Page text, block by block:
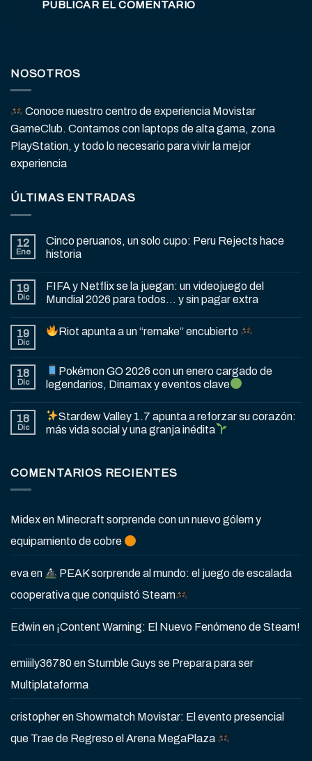
NOSOTROS
Conoce nuestro centro de experiencia Movistar
GameClub. Contamos con laptops de alta gama, zona
PlayStation, y todo lo necesario para vivir la mejor
experiencia
ÚLTIMAS ENTRADAS
12
Ene
Cinco peruanos, un solo cupo: Peru Rejects hace
historia
19
Dic
FIFA y Netflix se la juegan: un videojuego del
Mundial 2026 para todos… y sin pagar extra
19
Dic
Riot apunta a un “remake” encubierto
18
Dic
Pokémon GO 2026 con un enero cargado de
legendarios, Dinamax y eventos clave
18
Dic
Stardew Valley 1.7 apunta a reforzar su corazón:
más vida social y una granja inédita
COMENTARIOS RECIENTES
Midexen Minecraft sorprende con un nuevo gólem y
equipamiento de cobre
evaen
PEAK sorprende al mundo: el juego de escalada
cooperativa que conquistó Steam
Edwinen ¡Content Warning: El Nuevo Fenómeno de Steam!
emiiily36780enStumble Guys se Prepara para ser
Multiplataforma
cristopherenShowmatch Movistar: El evento presencial
que Trae de Regreso el Arena MegaPlaza